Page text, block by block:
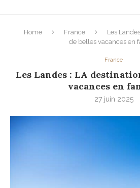
Home France
Les
de belles vacances en
France
Les Landes : LA
vacances en
27 juin 2025